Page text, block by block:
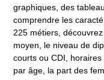
graphiques, des
comprendre les
225 métiers, découvrez
moyen, le niveau de
courts ou CDI,
par âge, la part des